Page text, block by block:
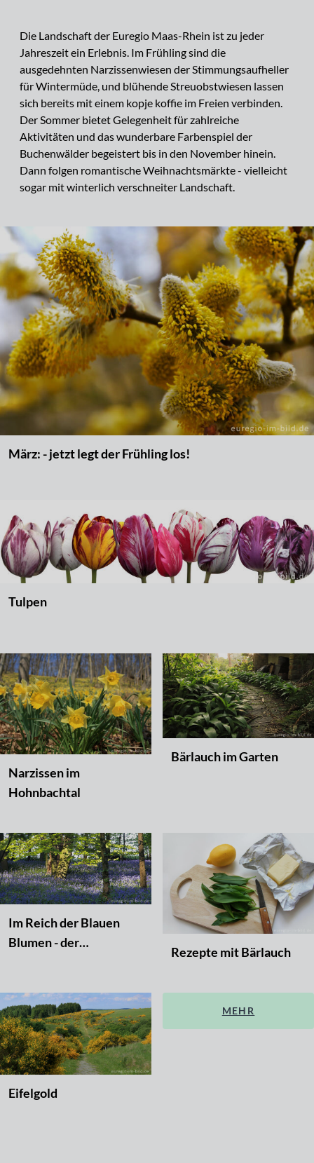
Die Landschaft der Euregio Maas-Rhein ist zu jeder
Jahreszeit ein Erlebnis. Im Frühling sind die
ausgedehnten Narzissenwiesen der Stimmungsaufheller
für Wintermüde, und blühende Streuobstwiesen lassen
sich bereits mit einem kopje koffie im Freien verbinden.
Der Sommer bietet Gelegenheit für zahlreiche
Aktivitäten und das wunderbare Farbenspiel der
Buchenwälder begeistert bis in den November hinein.
Dann folgen romantische Weihnachtsmärkte - vielleicht
sogar mit winterlich verschneiter Landschaft.
März: - jetzt legt der Frühling los!
Tulpen
Narzissen im
Hohnbachtal
Bärlauch im Garten
Im Reich der Blauen
Blumen - der
Rezepte mit Bärlauch
Eifelgold
MEHR